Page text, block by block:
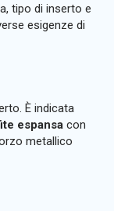
tipo di inserto e
esigenze di
È indicata
espansa con
metallico